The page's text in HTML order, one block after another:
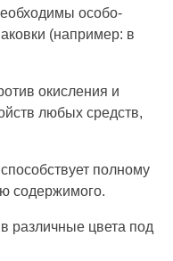
особо-
(например: в
окисления и
любых средств,
полному
содержимого.
различные цвета под